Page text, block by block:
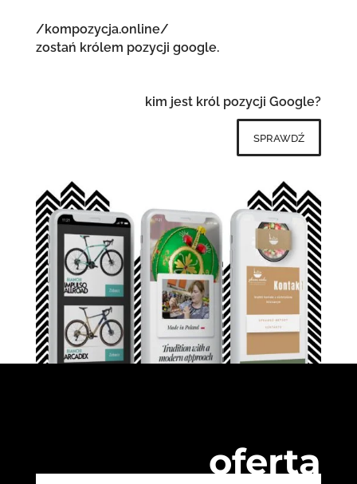
/kompozycja.online/
zostań królem pozycji google.
kim jest król pozycji Google?
sprawdź
oferta